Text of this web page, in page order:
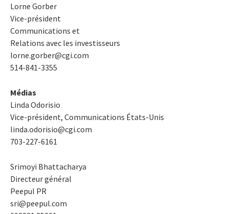
Lorne Gorber
Vice-président
Communications et
Relations avec les investisseurs
lorne.gorber@cgi.com
514-841-3355
Médias
Linda Odorisio
Vice-président, Communications États-Unis
linda.odorisio@cgi.com
703-227-6161
Srimoyi Bhattacharya
Directeur général
Peepul PR
sri@peepul.com